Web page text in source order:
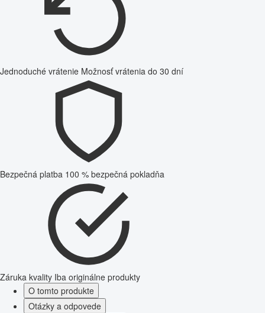
Jednoduché vrátenie Možnosť vrátenia do 30 dní
Bezpečná platba 100 % bezpečná pokladňa
Záruka kvality Iba originálne produkty
O tomto produkte
Otázky a odpovede